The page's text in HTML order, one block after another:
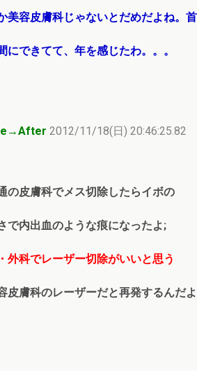
美容皮膚科じゃないとだめだよね。首
できてて、年を感じたわ。。。
2012/11/18(日) 20:46:25.82
の皮膚科でメス切除したらイボの
で内出血のような痕になったよ;
外科でレーザー切除がいいと思う
皮膚科のレーザーだと再発するんだよ